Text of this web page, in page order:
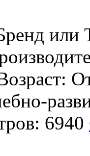
6940